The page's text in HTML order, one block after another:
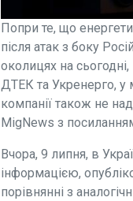
Попри те, що
після атак з боку
околицях на
ДТЕК та Укренерго, у
компанії також не
MigNews з
Вчора, 9 липня, в
інформацією,
порівнянні з